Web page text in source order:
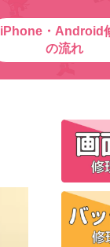
iPhone・Android
の流れ